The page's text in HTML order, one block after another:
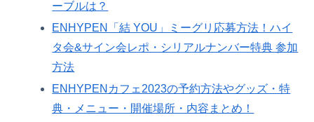
ーブルは？
ENHYPEN「結 YOU」ミーグリ応募方法！ハイ
タ会&サイン会レポ・シリアルナンバー特典 参加
方法
ENHYPENカフェ2023の予約方法やグッズ・特
典・メニュー・開催場所・内容まとめ！